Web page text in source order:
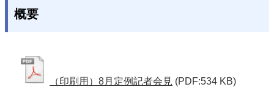
概要
（印刷用）8月定例記者会見 (PDF:534 KB)